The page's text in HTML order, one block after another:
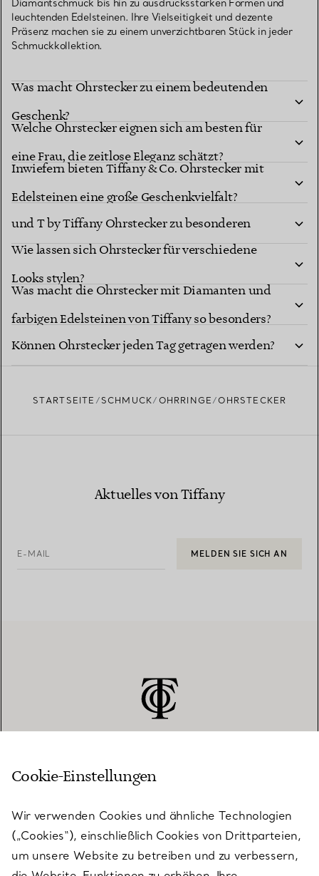
Diamantschmuck bis hin zu ausdrucksstarken Formen und
leuchtenden Edelsteinen. Ihre Vielseitigkeit und dezente
Präsenz machen sie zu einem unverzichtbaren Stück in jeder
Schmuckkollektion.
Was macht Ohrstecker zu einem bedeutenden
Geschenk?
Welche Ohrstecker eignen sich am besten für
eine Frau, die zeitlose Eleganz schätzt?
Inwiefern bieten Tiffany & Co. Ohrstecker mit
Edelsteinen eine große Geschenkvielfalt?
Was macht Return to Tiffany™ Herz-Ohrstecker
und T by Tiffany Ohrstecker zu besonderen
Geschenken?
Wie lassen sich Ohrstecker für verschiedene
Looks stylen?
Was macht die Ohrstecker mit Diamanten und
farbigen Edelsteinen von Tiffany so besonders?
Können Ohrstecker jeden Tag getragen werden?
STARTSEITE SCHMUCK OHRRINGE OHRSTECKER
Aktuelles von Tiffany
E-MAIL MELDEN SIE SICH AN
KUNDENSERVICE
SERVICES
Cookie-Einstellungen
Wir verwenden Cookies und ähnliche Technologien
(„Cookies“), einschließlich Cookies von Drittparteien,
um unsere Website zu betreiben und zu verbessern,